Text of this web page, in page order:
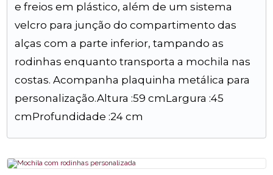
e freios em plástico, além de um sistema
velcro para junção do compartimento das
alças com a parte inferior, tampando as
rodinhas enquanto transporta a mochila nas
costas. Acompanha plaquinha metálica para
personalização.Altura :59 cmLargura :45
cmProfundidade :24 cm